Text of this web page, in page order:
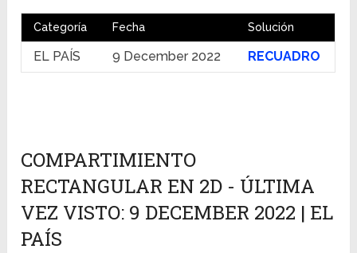
Categoría Fecha Solución
EL PAÍS 9 December 2022 RECUADRO
COMPARTIMIENTO
RECTANGULAR EN 2D - ÚLTIMA
VEZ VISTO: 9 DECEMBER 2022 | EL
PAÍS